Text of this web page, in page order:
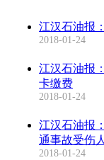
江汉石油报
2018-01-24
江汉石油报
卡缴费
2018-01-24
江汉石油报
通事故受伤
2018-01-24